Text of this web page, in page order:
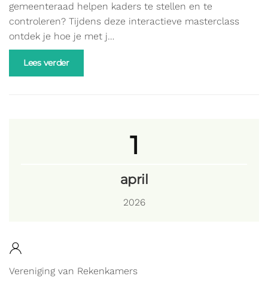
gemeenteraad helpen kaders te stellen en te
controleren? Tijdens deze interactieve masterclass
ontdek je hoe je met j…
Lees verder
1
april
2026
Vereniging van Rekenkamers